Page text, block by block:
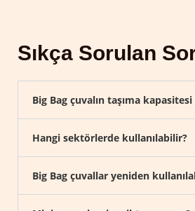
Sıkça Sorulan
Big Bag çuvalın taşıma
Hangi sektörlerde kullanılabilir?
Big Bag çuvallar yeniden